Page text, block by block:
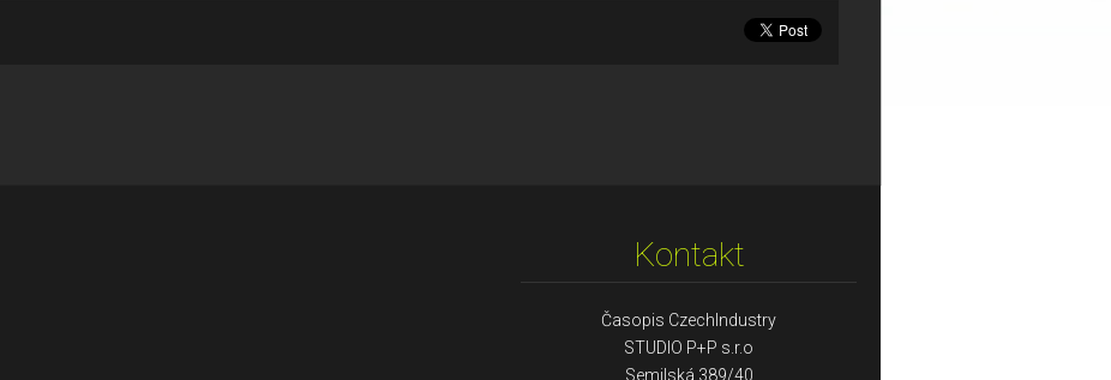
Kontakt
Časopis CzechIndustry
STUDIO P+P s.r.o
Semilská 389/40